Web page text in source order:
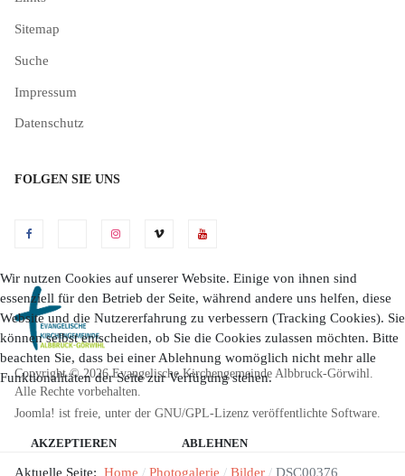
Sitemap
Suche
Impressum
Datenschutz
FOLGEN SIE UNS
Copyright © 2026 Evangelische Kirchengemeinde Albbruck-Görwihl.
Alle Rechte vorbehalten.
Joomla! ist freie, unter der GNU/GPL-Lizenz veröffentlichte Software.
Aktuelle Seite: Home Photogalerie Bilder DSC00376
Wir nutzen Cookies auf unserer Website. Einige von ihnen sind
essenziell für den Betrieb der Seite, während andere uns helfen, diese
Website und die Nutzererfahrung zu verbessern (Tracking Cookies). Sie
können selbst entscheiden, ob Sie die Cookies zulassen möchten. Bitte
beachten Sie, dass bei einer Ablehnung womöglich nicht mehr alle
Funktionalitäten der Seite zur Verfügung stehen.
AKZEPTIEREN ABLEHNEN